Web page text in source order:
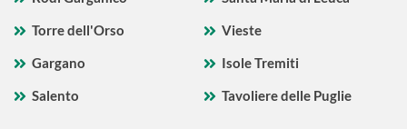
Torre dell'Orso
Vieste
Gargano
Isole Tremiti
Salento
Tavoliere delle Puglie